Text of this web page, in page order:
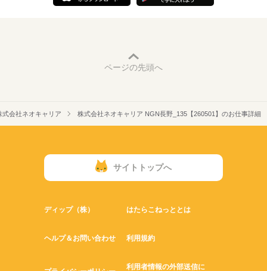
ページの先頭へ
式会社ネオキャリア 株式会社ネオキャリア NGN長野_135【260501】のお仕事詳細
サイトトップへ
ディップ（株） はたらこねっととは
ヘルプ＆お問い合わせ 利用規約
利用者情報の外部送信に